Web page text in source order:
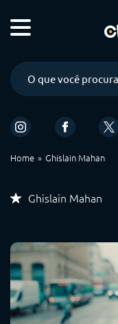
Home Ghislain Mahan
Ghislain Mahan